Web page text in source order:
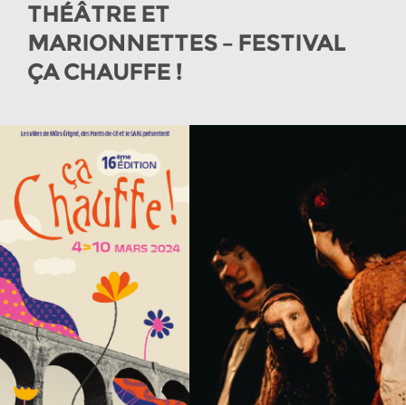
THÉÂTRE ET
MARIONNETTES – FESTIVAL
ÇA CHAUFFE !